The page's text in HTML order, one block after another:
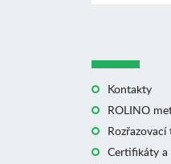
Kontakty
ROLINO
Rozřazovací
Certifikáty a